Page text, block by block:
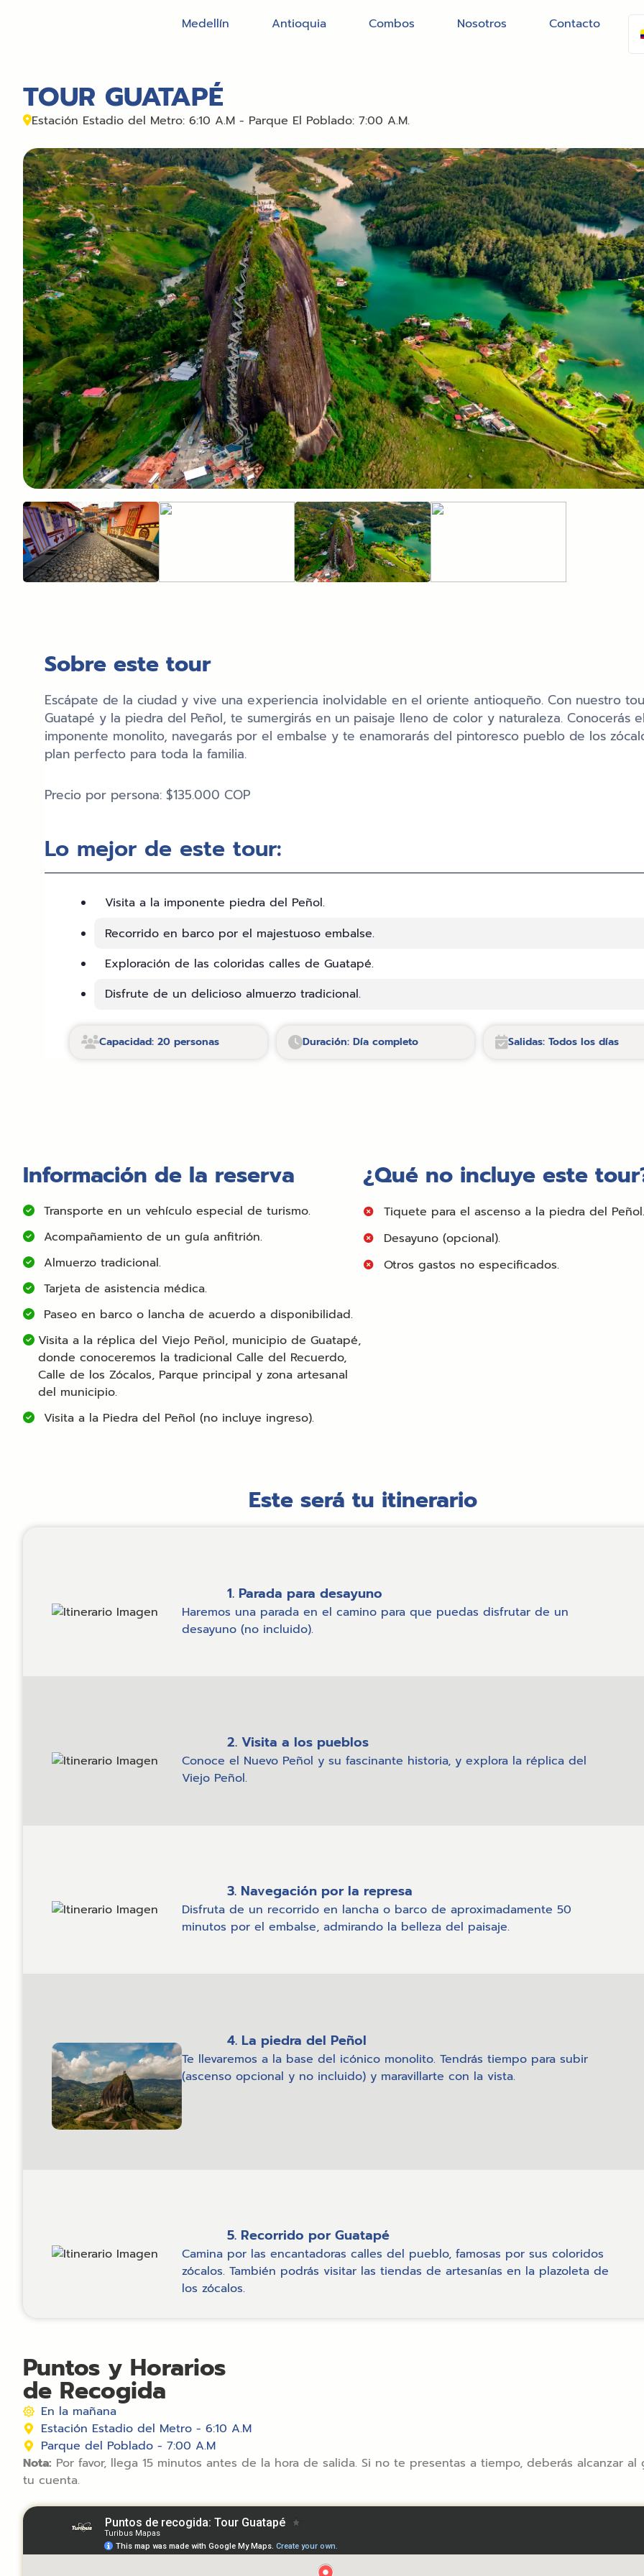
Medellín Antioquia Combos Nosotros Contacto
TOUR GUATAPÉ
Estación Estadio del Metro: 6:10 A.M - Parque El Poblado: 7:00 A.M.
Sobre este tour
Escápate de la ciudad y vive una experiencia inolvidable en el oriente antioqueño. Con nuestro
Guatapé y la piedra del Peñol, te sumergirás en un paisaje lleno de color y naturaleza. Conocerás
imponente monolito, navegarás por el embalse y te enamorarás del pintoresco pueblo de los
plan perfecto para toda la familia.
Precio por persona: $135.000 COP
Lo mejor de este tour:
Visita a la imponente piedra del Peñol.
Recorrido en barco por el majestuoso embalse.
Exploración de las coloridas calles de Guatapé.
Disfrute de un delicioso almuerzo tradicional.
Capacidad: 20 personas Duración: Día completo Salidas: Todos los días
Información de la reserva
Transporte en un vehículo especial de turismo.
Acompañamiento de un guía anfitrión.
Almuerzo tradicional.
Tarjeta de asistencia médica.
Paseo en barco o lancha de acuerdo a disponibilidad.
Visita a la réplica del Viejo Peñol, municipio de Guatapé,
donde conoceremos la tradicional Calle del Recuerdo,
Calle de los Zócalos, Parque principal y zona artesanal
del municipio.
Visita a la Piedra del Peñol (no incluye ingreso).
¿Qué no incluye este
Tiquete para el ascenso a la piedra del Peñol.
Desayuno (opcional).
Otros gastos no especificados.
Este será tu itinerario
1. Parada para desayuno
Haremos una parada en el camino para que puedas disfrutar de un
desayuno (no incluido).
2. Visita a los pueblos
Conoce el Nuevo Peñol y su fascinante historia, y explora la réplica del
Viejo Peñol.
3. Navegación por la represa
Disfruta de un recorrido en lancha o barco de aproximadamente 50
minutos por el embalse, admirando la belleza del paisaje.
4. La piedra del Peñol
Te llevaremos a la base del icónico monolito. Tendrás tiempo para subir
(ascenso opcional y no incluido) y maravillarte con la vista.
5. Recorrido por Guatapé
Camina por las encantadoras calles del pueblo, famosas por sus coloridos
zócalos. También podrás visitar las tiendas de artesanías en la plazoleta de
los zócalos.
Puntos y Horarios
de Recogida
En la mañana
Estación Estadio del Metro - 6:10 A.M
Parque del Poblado - 7:00 A.M
Nota: Por favor, llega 15 minutos antes de la hora de salida. Si no te presentas a tiempo, deberás alcanzar
tu cuenta.